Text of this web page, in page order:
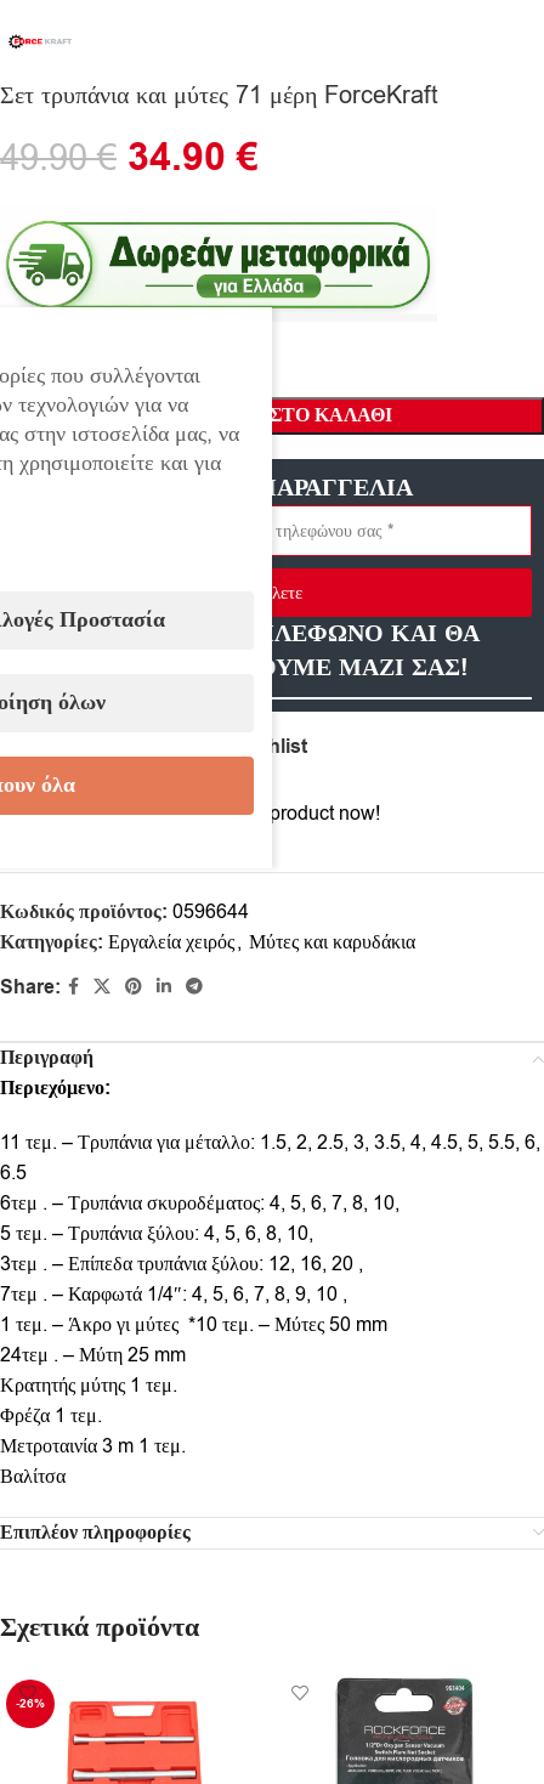
Σετ τρυπάνια και μύτες 71 μέρη ForceKraft
49.90€ 34.90€
ΠΡΟΣΘΉΚΗ ΣΤΟ ΚΑΛΆΘΙ
ΓΡΗΓΟΡΗ ΠΑΡΑΓΓΕΛΙΑ
Στείλετε
ΑΦΗΣΤΕ ΜΑΣ ΤΗΛΕΦΩΝΟ ΚΑΙ ΘΑ
ΕΠΙΚΟΙΝΩΝΗΣΟΥΜΕ ΜΑΖΙ ΣΑΣ!
Add to wishlist
13 People watching this product now!
Κωδικός προϊόντος: 0596644
Κατηγορίες: Εργαλεία χειρός, Μύτες και καρυδάκια
Share:
Περιγραφή
Περιεχόμενο:
11 τεμ. – Τρυπάνια για μέταλλο: 1.5, 2, 2.5, 3, 3.5, 4, 4.5, 5, 5.5, 6,
6.5
6τεμ . – Τρυπάνια σκυροδέματος: 4, 5, 6, 7, 8, 10,
5 τεμ. – Τρυπάνια ξύλου: 4, 5, 6, 8, 10,
3τεμ . – Επίπεδα τρυπάνια ξύλου: 12, 16, 20 ,
7τεμ . – Καρφωτά 1/4″: 4, 5, 6, 7, 8, 9, 10 ,
1 τεμ. – Άκρο γι μύτες *10 τεμ. – Μύτες 50 mm
24τεμ . – Μύτη 25 mm
Κρατητής μύτης 1 τεμ.
Φρέζα 1 τεμ.
Μετροταινία 3 m 1 τεμ.
Βαλίτσα
Επιπλέον πληροφορίες
Σχετικά προϊόντα
-26%
που συλλέγονται
για να
στην ιστοσελίδα μας, να
και για
Προστασία
όλων
όλα